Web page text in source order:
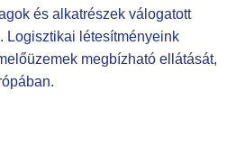
és alkatrészek válogatott
Logisztikai létesítményeink
megbízható ellátását,